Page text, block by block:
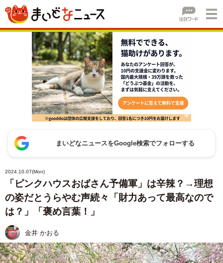
まいどなニュースをGoogle検索でフォローする
2024.10.07(Mon)
「ピンクハウスおばさん予備軍」は辛辣？→理想
の姿だとうらやむ声続々「財力あって最高なので
は？」「褒め言葉！」
金井 かおる